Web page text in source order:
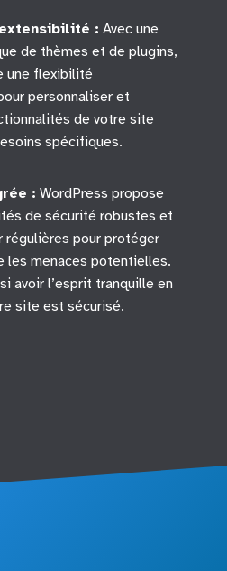
: Avec une
de thèmes et de plugins,
une flexibilité
personnaliser et
de votre site
spécifiques.
: WordPress propose
de sécurité robustes et
régulières pour protéger
les menaces potentielles.
avoir l’esprit tranquille en
site est sécurisé.